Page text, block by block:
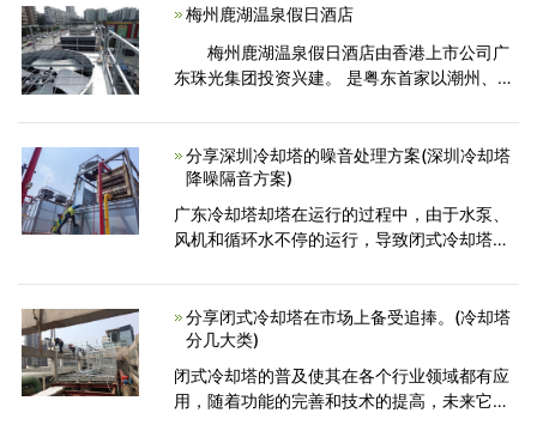
热效果好。横
梅州鹿湖温泉假日酒店
梅州鹿湖温泉假日酒店由香港上市公司广
东珠光集团投资兴建。 是粤东首家以潮州、客
的五星级氡温泉假日酒店。 泸湖温泉假日酒店
分享深圳冷却塔的噪音处理方案(深圳冷却塔
降噪隔音方案)
广东冷却塔却塔在运行的过程中，由于水泵、
风机和循环水不停的运行，导致闭式冷却塔噪
的，广东闭式冷却塔的噪音主要几个方面：淋
水声、风机风噪声音、
分享闭式冷却塔在市场上备受追捧。(冷却塔
分几大类)
闭式冷却塔的普及使其在各个行业领域都有应
用，随着功能的完善和技术的提高，未来它还